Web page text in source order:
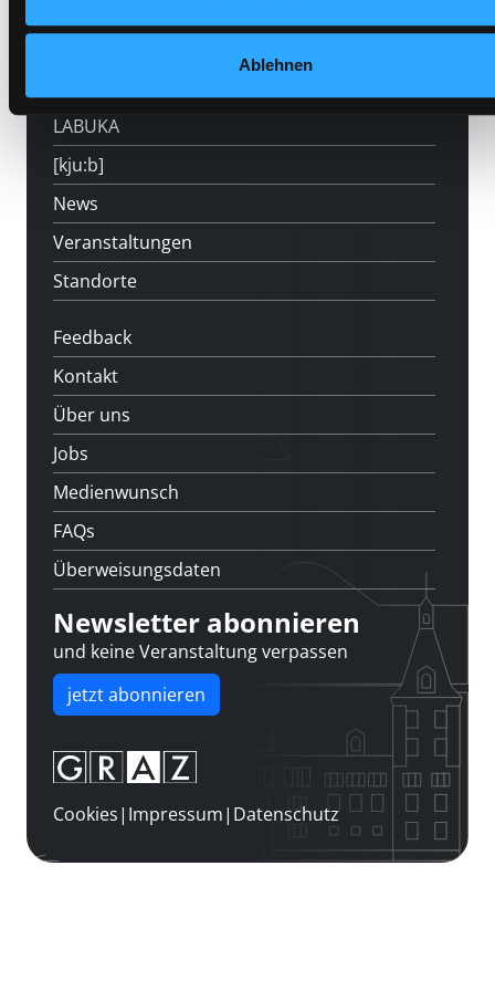
Ablehnen
LABUKA
[kju:b]
News
Veranstaltungen
Standorte
Feedback
Kontakt
Über uns
Jobs
Medienwunsch
FAQs
Überweisungsdaten
Newsletter abonnieren
und keine Veranstaltung verpassen
jetzt abonnieren
Cookies| Impressum| Datenschutz